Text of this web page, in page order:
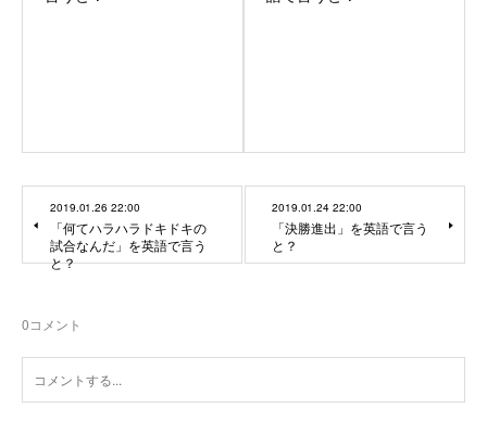
2019.01.26 22:00
「何てハラハラドキドキの
試合なんだ」を英語で言う
と？
2019.01.24 22:00
「決勝進出」を英語で言う
と？
0コメント